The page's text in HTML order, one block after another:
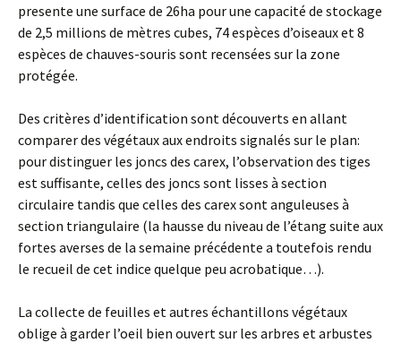
presente une surface de 26ha pour une capacité de stockage
de 2,5 millions de mètres cubes, 74 espèces d’oiseaux et 8
espèces de chauves-souris sont recensées sur la zone
protégée.
Des critères d’identification sont découverts en allant
comparer des végétaux aux endroits signalés sur le plan:
pour distinguer les joncs des carex, l’observation des tiges
est suffisante, celles des joncs sont lisses à section
circulaire tandis que celles des carex sont anguleuses à
section triangulaire (la hausse du niveau de l’étang suite aux
fortes averses de la semaine précédente a toutefois rendu
le recueil de cet indice quelque peu acrobatique…).
La collecte de feuilles et autres échantillons végétaux
oblige à garder l’oeil bien ouvert sur les arbres et arbustes